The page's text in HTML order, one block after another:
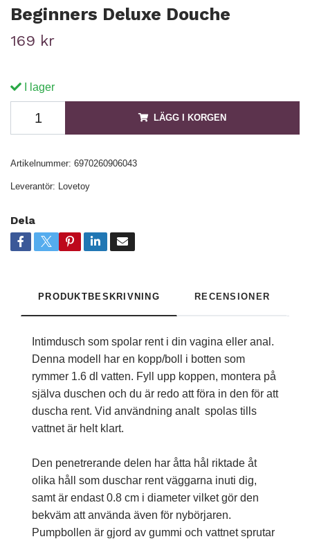
Beginners Deluxe Douche
169 kr
I lager
LÄGG I KORGEN
Artikelnummer: 6970260906043
Leverantör: Lovetoy
Dela
PRODUKTBESKRIVNING RECENSIONER
Intimdusch som spolar rent i din vagina eller anal.
Denna modell har en kopp/boll i botten som
rymmer 1.6 dl vatten. Fyll upp koppen, montera på
själva duschen och du är redo att föra in den för att
duscha rent. Vid användning analt spolas tills
vattnet är helt klart.
Den penetrerande delen har åtta hål riktade åt
olika håll som duschar rent väggarna inuti dig,
samt är endast 0.8 cm i diameter vilket gör den
bekväm att använda även för nybörjaren.
Pumpbollen är gjord av gummi och vattnet sprutar